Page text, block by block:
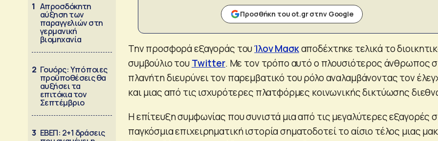
1 Απροσδόκητη
αύξηση των
παραγγελιών στη
γερμανική
βιομηχανία
2 Γουόρς: Υπό ποιες
προϋποθέσεις θα
αυξήσει τα
επιτόκια τον
Σεπτέμβριο
3 ΕΒΕΠ: 2+1 δράσεις
Προσθήκη του ot.gr στην Google
Την προσφορά εξαγοράς τουΊλον Μασκαποδέχτηκε τελικά το
συμβούλιο τουTwitter. Με τον τρόπο αυτό ο πλουσιότερος άνθρωπος
πλανήτη διευρύνει τον παρεμβατικό του ρόλο αναλαμβάνοντας τον
και μιας από τις ισχυρότερες πλατφόρμες κοινωνικής δικτύωσης
Η επίτευξη συμφωνίας που συνιστά μια από τις μεγαλύτερες εξαγορές
παγκόσμια επιχειρηματική ιστορία σηματοδοτεί το αίσιο τέλος μιας